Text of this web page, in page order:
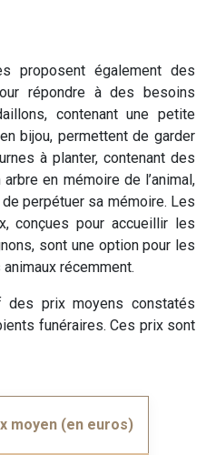
proposent également des
répondre à des besoins
contenant une petite
bijou, permettent de garder
à planter, contenant des
en mémoire de l’animal,
perpétuer sa mémoire. Les
conçues pour accueillir les
sont une option pour les
récemment.
des prix moyens constatés
funéraires. Ces prix sont
moyen (en euros)